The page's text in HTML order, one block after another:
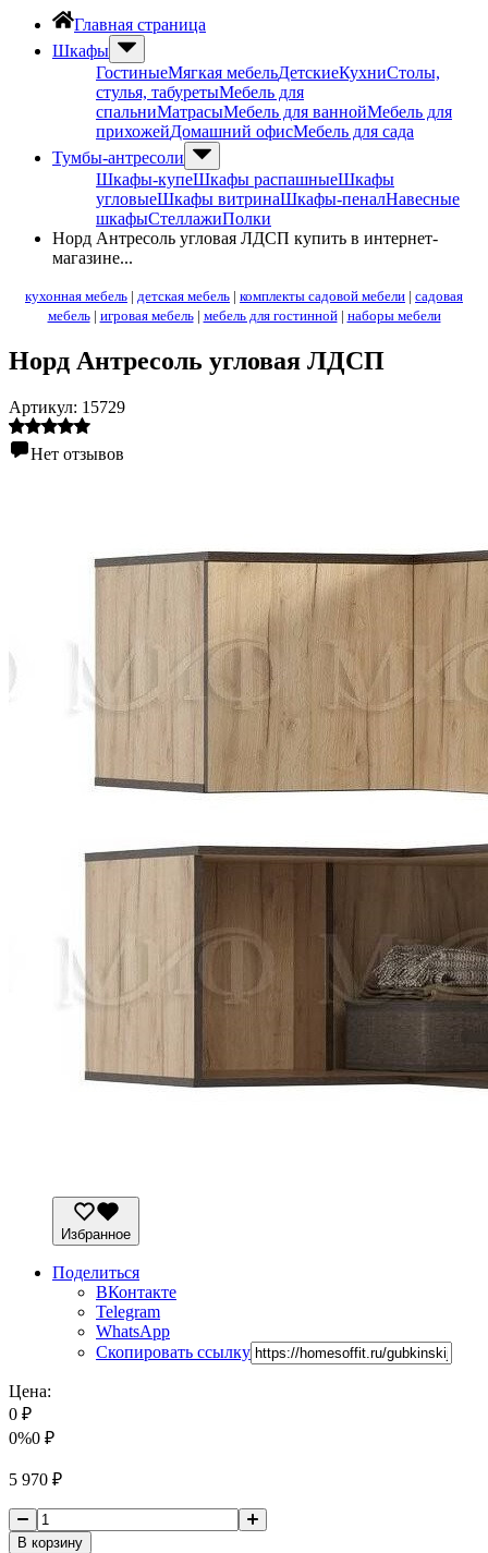
Главная страница
Шкафы
ГостиныеМягкая мебельДетскиеКухниСтолы,
стулья, табуретыМебель для
спальниМатрасыМебель для ваннойМебель для
прихожейДомашний офисМебель для сада
Тумбы-антресоли
Шкафы-купеШкафы распашныеШкафы
угловыеШкафы витринаШкафы-пеналНавесные
шкафыСтеллажиПолки
Норд Антресоль угловая ЛДСП купить в интернет-
магазине...
кухонная мебель | детская мебель | комплекты садовой мебели | садовая
мебель| игровая мебель| мебель для гостинной| наборы мебели
Норд Антресоль угловая ЛДСП
Артикул: 15729
Нет отзывов
Избранное
Поделиться
ВКонтакте
Telegram
WhatsApp
Скопировать ссылку
Цена:
0 ₽
0%0 ₽
5 970 ₽
В корзину